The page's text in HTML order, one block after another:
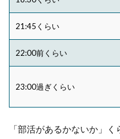
21:45くらい
22:00前くらい
23:00過ぎくらい
「部活があるかないか」